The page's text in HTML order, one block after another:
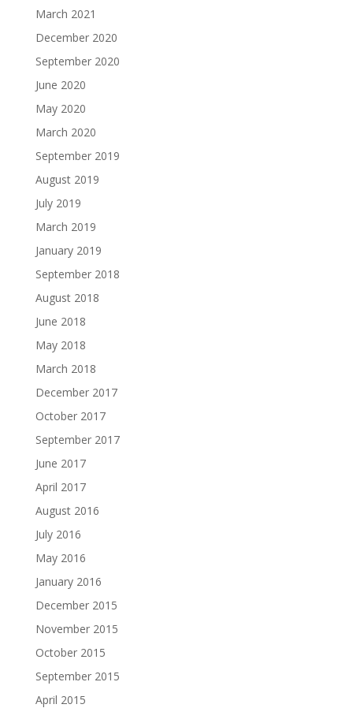
March 2021
December 2020
September 2020
June 2020
May 2020
March 2020
September 2019
August 2019
July 2019
March 2019
January 2019
September 2018
August 2018
June 2018
May 2018
March 2018
December 2017
October 2017
September 2017
June 2017
April 2017
August 2016
July 2016
May 2016
January 2016
December 2015
November 2015
October 2015
September 2015
April 2015